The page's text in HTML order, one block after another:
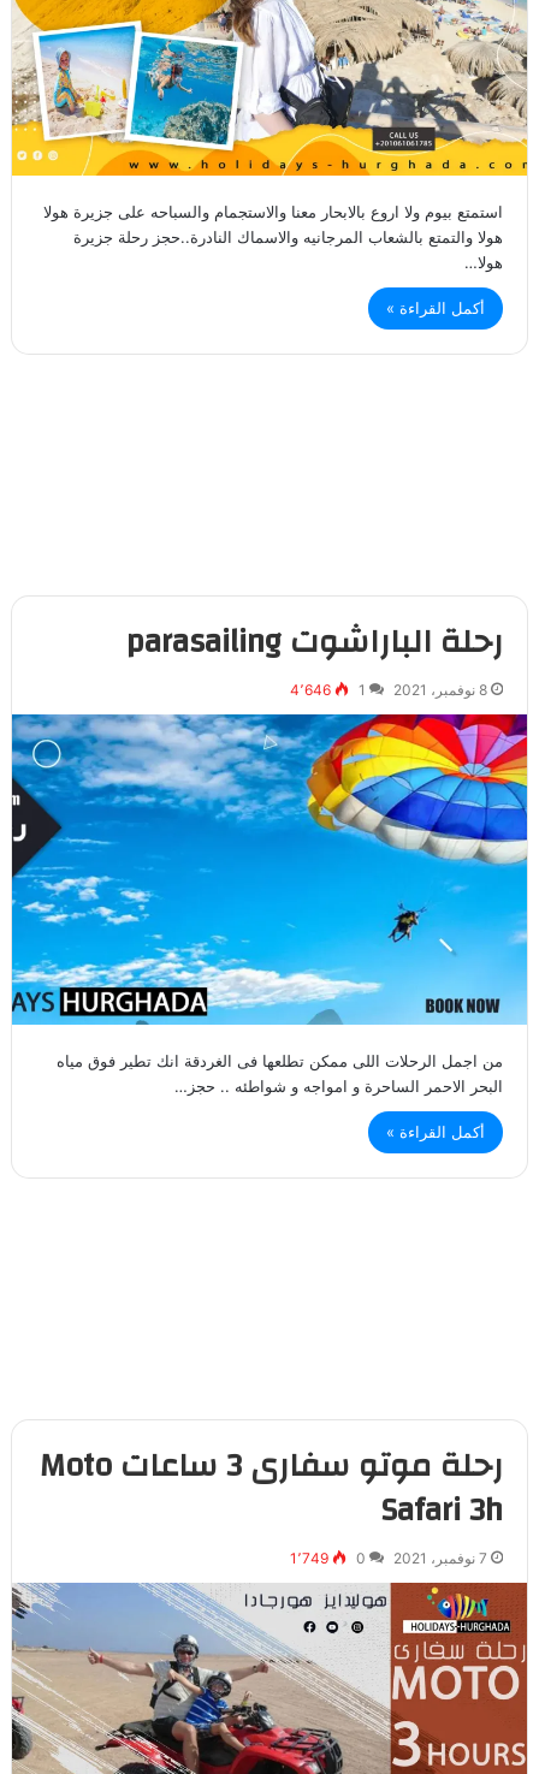
استمتع بيوم ولا اروع بالابحار معنا والاستجمام والسباحه على جزيرة هولا
هولا والتمتع بالشعاب المرجانيه والاسماك النادرة..حجز رحلة جزيرة
هولا…
أكمل القراءة »
رحلة الباراشوت parasailing
8 نوفمبر، 2021 1 4٬646
من اجمل الرحلات اللى ممكن تطلعها فى الغردقة انك تطير فوق مياه
البحر الاحمر الساحرة و امواجه و شواطئه .. حجز…
أكمل القراءة »
رحلة موتو سفارى 3 ساعات Moto
Safari 3h
7 نوفمبر، 2021 0 1٬749